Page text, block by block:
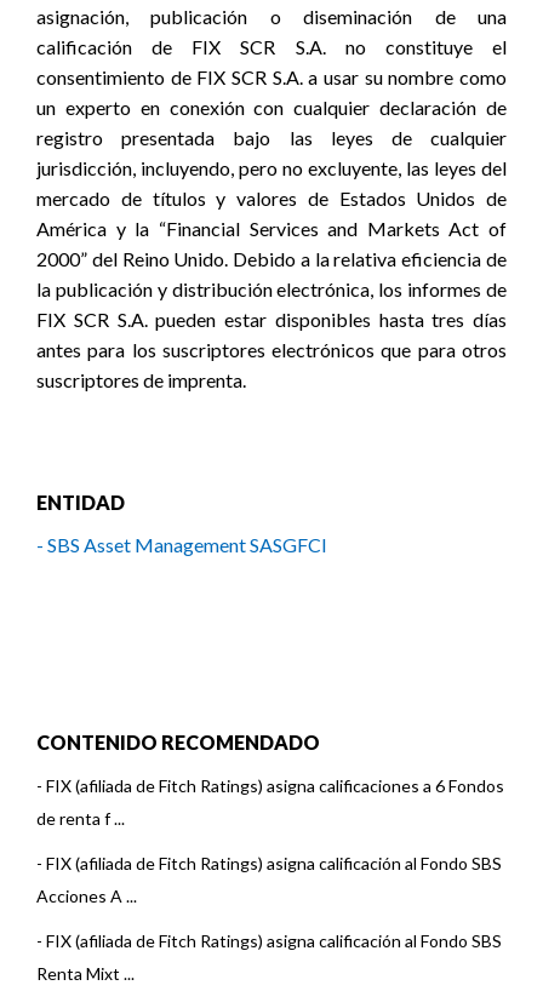
asignación, publicación o diseminación de una
calificación de FIX SCR S.A. no constituye el
consentimiento de FIX SCR S.A. a usar su nombre como
un experto en conexión con cualquier declaración de
registro presentada bajo las leyes de cualquier
jurisdicción, incluyendo, pero no excluyente, las leyes del
mercado de títulos y valores de Estados Unidos de
América y la “Financial Services and Markets Act of
2000” del Reino Unido. Debido a la relativa eficiencia de
la publicación y distribución electrónica, los informes de
FIX SCR S.A. pueden estar disponibles hasta tres días
antes para los suscriptores electrónicos que para otros
suscriptores de imprenta.
ENTIDAD
- SBS Asset Management SASGFCI
CONTENIDO RECOMENDADO
- FIX (afiliada de Fitch Ratings) asigna calificaciones a 6 Fondos
de renta f ...
- FIX (afiliada de Fitch Ratings) asigna calificación al Fondo SBS
Acciones A ...
- FIX (afiliada de Fitch Ratings) asigna calificación al Fondo SBS
Renta Mixt ...